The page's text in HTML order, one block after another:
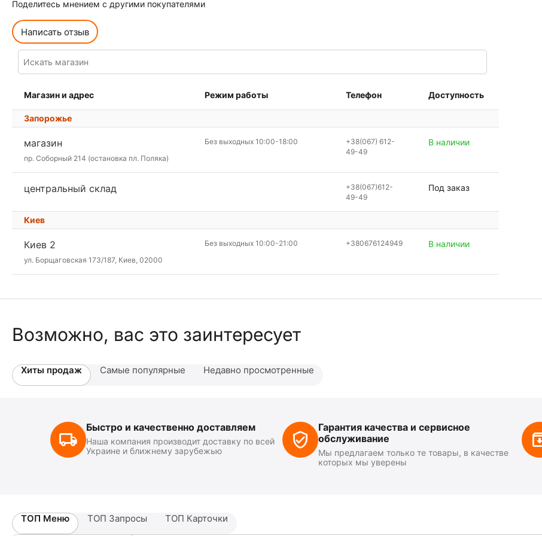
Поделитесь мнением с другими покупателями
Написать отзыв
Магазин и адрес Режим работы Телефон Доступность
Запорожье
магазин
пр. Соборный 214 (остановка пл. Поляка)
Без выходных 10:00-18:00
+38(067) 612-
49-49
В наличии
центральный склад
+38(067)612-
49-49
Под заказ
Киев
Киев 2
ул. Борщаговская 173/187, Киев, 02000
Без выходных 10:00-21:00 +380676124949 В наличии
Возможно, вас это заинтересует
Хиты продаж Самые популярные Недавно просмотренные
Быстро и качественно доставляем
Наша компания производит доставку по всей
Украине и ближнему зарубежью
Гарантия качества и сервисное
обслуживание
Мы предлагаем только те товары, в качестве
которых мы уверены
ТОП Меню ТОП Запросы ТОП Карточки